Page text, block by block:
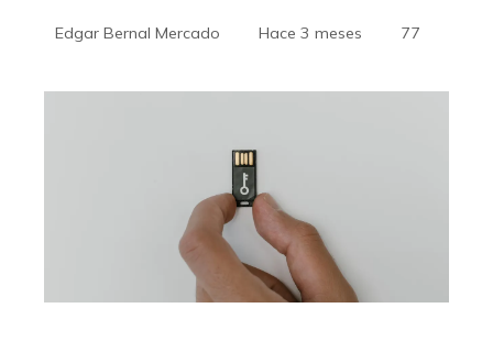
Edgar Bernal Mercado Hace 3 meses 77